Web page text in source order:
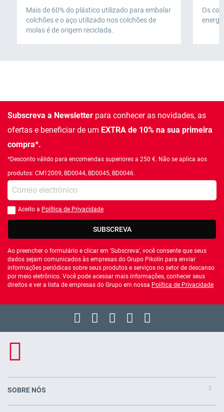
Mais de 60% do plástico utilizado para embalar
colchões e o aço utilizado nos colchões de
molas é de origem reciclada.
Os
Subscreva a Newsletter para conhecer as novidades, as
ofertas e beneficiar de um EXTRA de 10% na sua primeira
compra*.
*Desconto válido para encomendas superiores a 250 €. Não se aplica aos
produtos: CM12009, BD0044, BD0045, BD0046.
Introduza o seu email
Você deve aceitar a política de privacidade
Aceito a Política de Privacidade
SUBSCREVA
Ao preencher o formulário e clicar em 'Subscreva', você consente que seus
dados sejam comunicados às empresas do Grupo Pikolin para enviar
informações periódicas sobre seus produtos e serviços no setor de descanso
por meio eletrônico. Você pode acessar mais informações, conhecer seus
direitos e ver a lista de empresas do Grupo em nossa Política de Privacidade
SOBRE NÓS